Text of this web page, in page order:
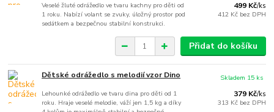
Veselé žluté odrážedlo ve tvaru kachny pro děti od
1 roku. Nabízí volant se zvuky, úložný prostor pod
sedátkem a bezpečnou stabilní konstrukci.
499 Kč/ks
412 Kč bez DPH
Přidat do košíku
Dětské odrážedlo s melodií vzor Dino
Lehounké odrážedlo ve tvaru dina pro děti od 1
roku. Hraje veselé melodie, váží jen 1,5 kg a díky
379 Kč/ks
313 Kč bez DPH
Skladem 15 ks